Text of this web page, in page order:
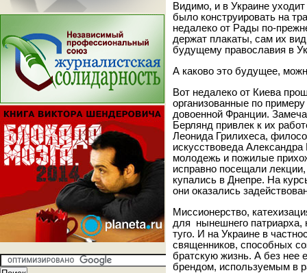
Видимо, и в Украине
было конструировать на
недалеко от Рады по-
держат плакаты, сам их
будущему православия в
А каково это будущее,
Вот недалеко от Киева
организованные по
довоенной Франции.
Берлянд привлек к их
Леонида Грилихеса,
искусствоведа
молодежь и пожилые
исправно посещали
купались в Днепре. На
они оказались
Миссионерство,
для нынешнего патриарха,
туго. И на Украине в
священников, способных
братскую жизнь. А без нее
брендом, используемым в